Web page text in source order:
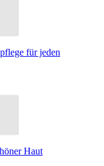
für jeden
Haut